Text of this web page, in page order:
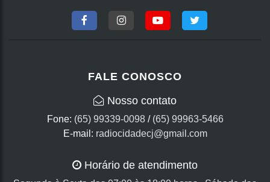
FALE CONOSCO
Nosso contato
Fone: (65) 99339-0098/ (65) 99963-5466
E-mail: radiocidadecj@gmail.com
Horário de atendimento